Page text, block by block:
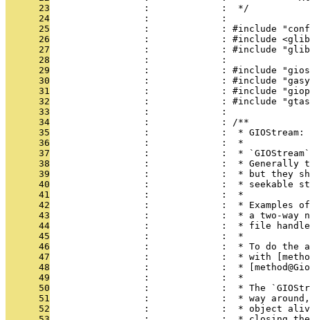
      23
                 :             :  */
      24
                 :             :
      25
:             : #include
      26
:             : #include
      27
:             : #include
      28
                 :             :
      29
:             : #include
      30
:             : #include
      31
:             : #include
      32
:             : #include
      33
                 :             :
      34
                 :             : /**
      35
                 :             :  * GIOStream:
      36
                 :             :  *
      37
:             :  *
      38
:             :  * Generally
      39
:             :  * but they
      40
:             :  * seekable
      41
                 :             :  *
      42
:             :  * Examples
      43
:             :  * a two-way
      44
:             :  * file
      45
                 :             :  *
      46
:             :  * To do the
      47
:             :  * with
      48
:             :  *
      49
                 :             :  *
      50
:             :  * The
      51
:             :  * way
      52
:             :  * object